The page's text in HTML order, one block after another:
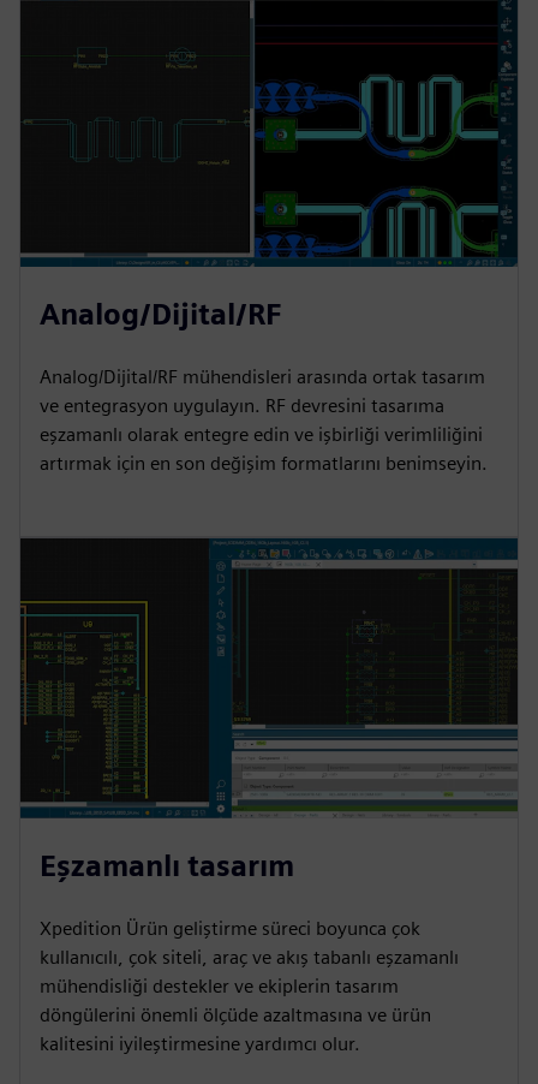
Analog/Dijital/RF
Analog/Dijital/RF mühendisleri arasında ortak tasarım
ve entegrasyon uygulayın. RF devresini tasarıma
eşzamanlı olarak entegre edin ve işbirliği verimliliğini
artırmak için en son değişim formatlarını benimseyin.
Eşzamanlı tasarım
Xpedition Ürün geliştirme süreci boyunca çok
kullanıcılı, çok siteli, araç ve akış tabanlı eşzamanlı
mühendisliği destekler ve ekiplerin tasarım
döngülerini önemli ölçüde azaltmasına ve ürün
kalitesini iyileştirmesine yardımcı olur.